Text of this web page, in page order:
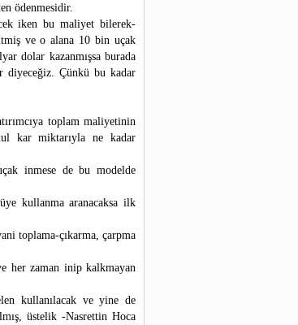
ödenmesidir.
iken bu maliyet bilerek-
ve o alana 10 bin uçak
dolar kazanmışsa burada
diyeceğiz. Çünkü bu kadar
toplam maliyetinin
kar miktarıyla ne kadar
inmese de bu modelde
kullanma aranacaksa ilk
toplama-çıkarma, çarpma
her zaman inip kalkmayan
kullanılacak ve yine de
üstelik -Nasrettin Hoca